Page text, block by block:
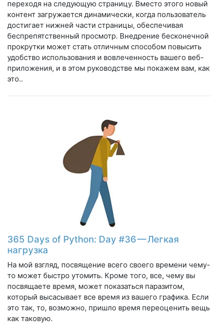
переходя на следующую страницу. Вместо этого новый
контент загружается динамически, когда пользователь
достигает нижней части страницы, обеспечивая
беспрепятственный просмотр. Внедрение бесконечной
прокрутки может стать отличным способом повысить
удобство использования и вовлеченность вашего веб-
приложения, и в этом руководстве мы покажем вам, как
это..
365 Days of Python: Day #36 — Легкая
нагрузка
На мой взгляд, посвящение всего своего времени чему-
то может быстро утомить. Кроме того, все, чему вы
посвящаете время, может показаться паразитом,
который высасывает все время из вашего графика. Если
это так, то, возможно, пришло время переоценить вещь
как таковую.